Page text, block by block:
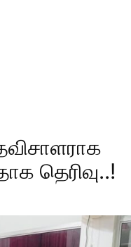
தெரிவு..!